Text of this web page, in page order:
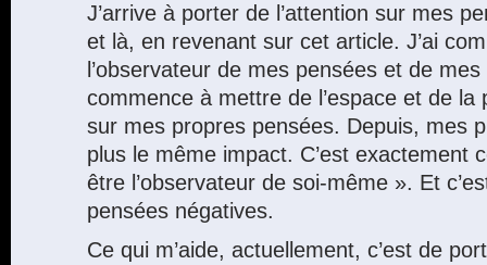
J’arrive à porter de l’attention sur mes
et là, en revenant sur cet article. J’ai
l’observateur de mes pensées et de
commence à mettre de l’espace et de la
sur mes propres pensées. Depuis, mes
plus le même impact. C’est exactement
être l’observateur de soi-même ». Et
pensées négatives.
Ce qui m’aide, actuellement, c’est de